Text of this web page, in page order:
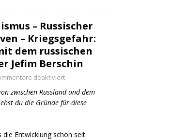
– Russischer
– Kriegsgefahr:
dem russischen
Jefim Berschin
deaktiviert
zwischen Russland und dem
du die Gründe für diese
die Entwicklung schon seit